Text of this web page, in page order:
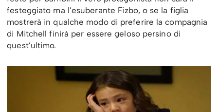
festeggiato ma l’esuberante Fizbo, o se la figlia
mostrerà in qualche modo di preferire la compagnia
di Mitchell finirà per essere geloso persino di
quest’ultimo.